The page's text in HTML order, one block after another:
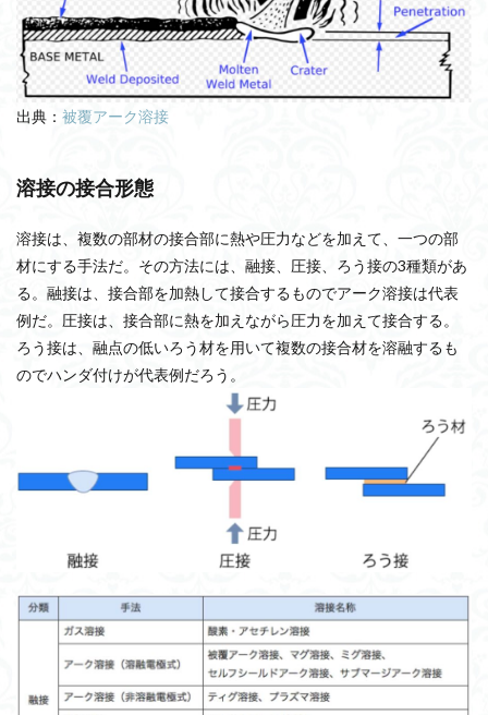
出典： 被覆アーク溶接
溶接の接合形態
溶接は、複数の部材の接合部に熱や圧力などを加えて、一つの部
材にする手法だ。その方法には、融接、圧接、ろう接の3種類があ
る。融接は、接合部を加熱して接合するものでアーク溶接は代表
例だ。圧接は、接合部に熱を加えながら圧力を加えて接合する。
ろう接は、融点の低いろう材を用いて複数の接合材を溶融するも
のでハンダ付けが代表例だろう。